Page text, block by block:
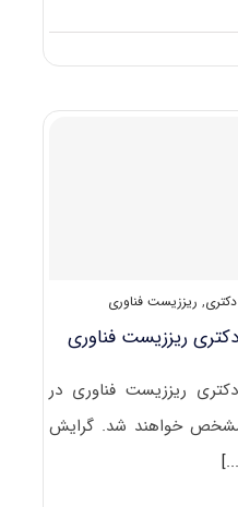
, ریززیست فناوری
ریززیست ﻓﻨﺎوری
ریززیست ﻓﻨﺎوری در
مشخص خواهند شد. گرایش